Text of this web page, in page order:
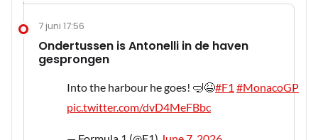
7 juni 17:56
Ondertussen is Antonelli in de haven
gesprongen
Into the harbour he goes! 🤿😆#F1 #MonacoGP
pic.twitter.com/dvD4MeFBbc